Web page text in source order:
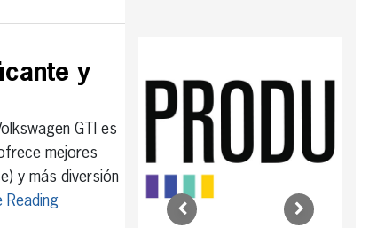
y
GTI es
mejores
y más diversión
Reading